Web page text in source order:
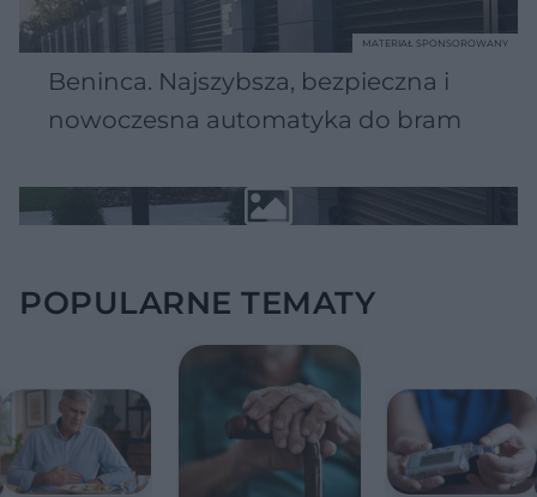
Beninca. Najszybsza, bezpieczna i
nowoczesna automatyka do bram
MATERIAŁ SPONSOROWANY
POPULARNE TEMATY